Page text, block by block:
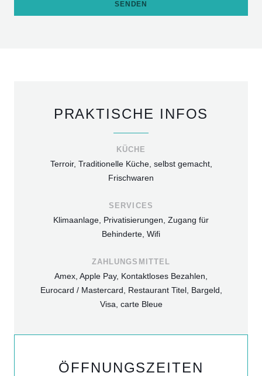
PRAKTISCHE INFOS
KÜCHE
Terroir, Traditionelle Küche, selbst gemacht,
Frischwaren
SERVICES
Klimaanlage, Privatisierungen, Zugang für
Behinderte, Wifi
ZAHLUNGSMITTEL
Amex, Apple Pay, Kontaktloses Bezahlen,
Eurocard / Mastercard, Restaurant Titel, Bargeld,
Visa, carte Bleue
ÖFFNUNGSZEITEN